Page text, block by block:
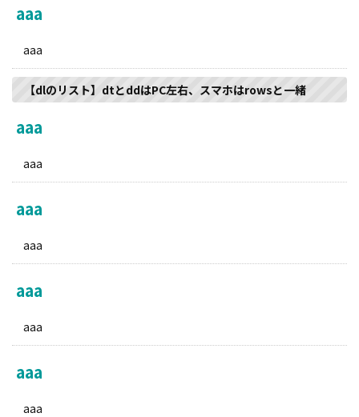
aaa
aaa
【dlのリスト】dtとddはPC左右、スマホはrowsと一緒
aaa
aaa
aaa
aaa
aaa
aaa
aaa
aaa